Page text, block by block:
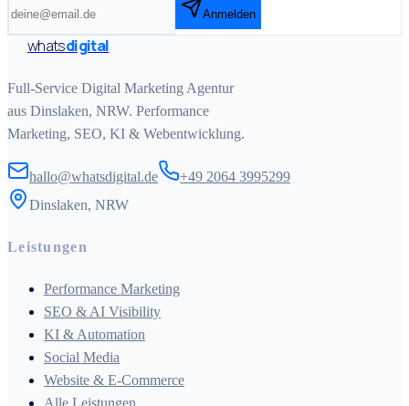
Anmelden
whatsdigital
Full-Service Digital Marketing Agentur
aus Dinslaken, NRW. Performance
Marketing, SEO, KI & Webentwicklung.
hallo@whatsdigital.de
+49 2064 3995299
Dinslaken, NRW
Leistungen
Performance Marketing
SEO & AI Visibility
KI & Automation
Social Media
Website & E-Commerce
Alle Leistungen